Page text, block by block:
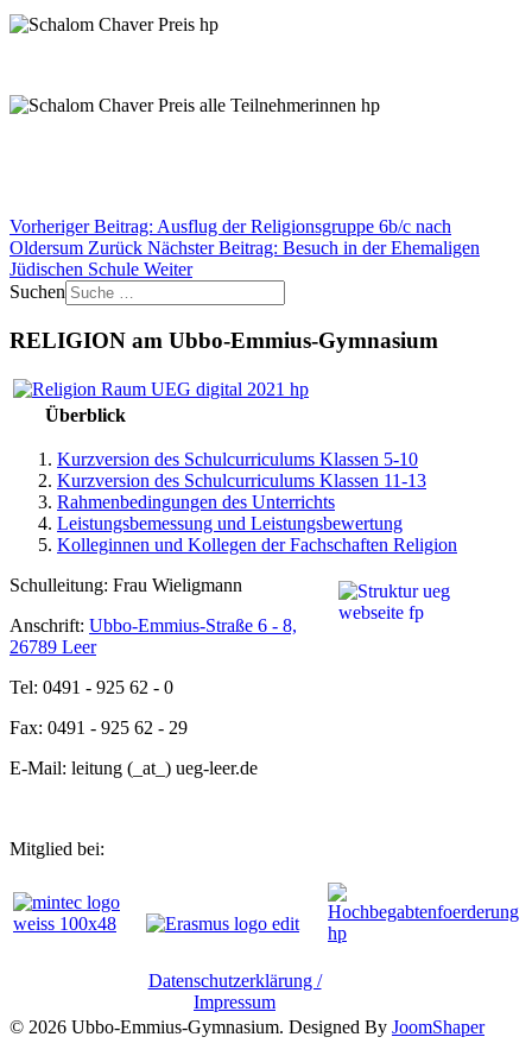
Vorheriger Beitrag: Ausflug der Religionsgruppe 6b/c nach
Oldersum Zurück Nächster Beitrag: Besuch in der Ehemaligen
Jüdischen Schule Weiter
Suchen
RELIGION am Ubbo-Emmius-Gymnasium
Überblick
Kurzversion des Schulcurriculums Klassen 5-10
Kurzversion des Schulcurriculums Klassen 11-13
Rahmenbedingungen des Unterrichts
Leistungsbemessung und Leistungsbewertung
Kolleginnen und Kollegen der Fachschaften Religion
Schulleitung: Frau Wieligmann
Anschrift: Ubbo-Emmius-Straße 6 - 8,
26789 Leer
Tel: 0491 - 925 62 - 0
Fax: 0491 - 925 62 - 29
E-Mail: leitung (_at_) ueg-leer.de
Mitglied bei:
Datenschutzerklärung /
Impressum
© 2026 Ubbo-Emmius-Gymnasium. Designed By JoomShaper